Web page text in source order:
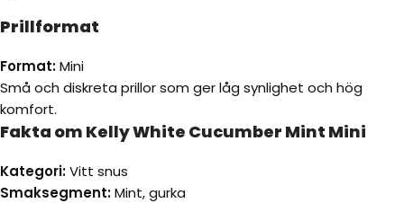
Prillformat
Format:Mini
Små och diskreta prillor som ger låg synlighet och hög
komfort.
Fakta om Kelly White Cucumber Mint Mini
Kategori:Vitt snus
Smaksegment:Mint, gurka